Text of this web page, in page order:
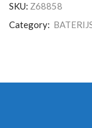
SKU: Z68858
Category: